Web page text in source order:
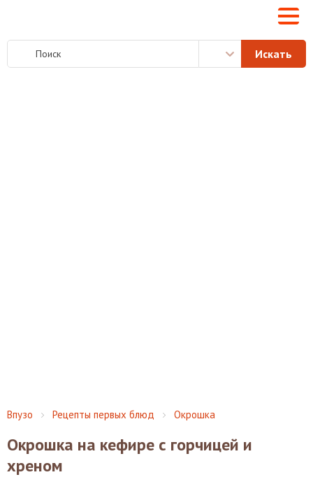
Впузо Рецепты первых блюд Окрошка
Окрошка на кефире с горчицей и
хреном